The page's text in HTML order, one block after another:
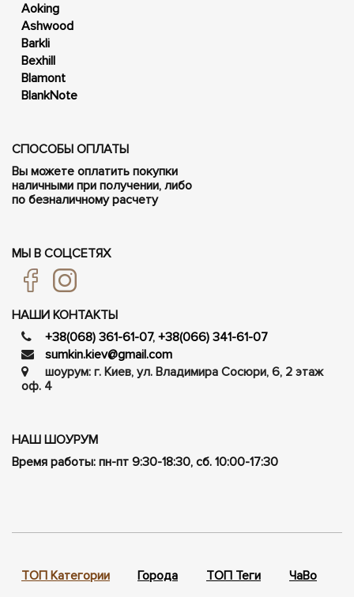
Aoking
Ashwood
Barkli
Bexhill
Blamont
BlankNote
СПОСОБЫ ОПЛАТЫ
Вы можете оплатить покупки
наличными при получении, либо
по безналичному расчету
МЫ В СОЦСЕТЯХ
НАШИ КОНТАКТЫ
+38(068) 361-61-07, +38(066) 341-61-07
sumkin.kiev@gmail.com
шоурум: г. Киев, ул. Владимира Сосюри, ​​6, 2 этаж
оф. 4
НАШ ШОУРУМ
Время работы: пн-пт 9:30-18:30, сб. 10:00-17:30
ТОП Категории Города ТОП Теги ЧаВо